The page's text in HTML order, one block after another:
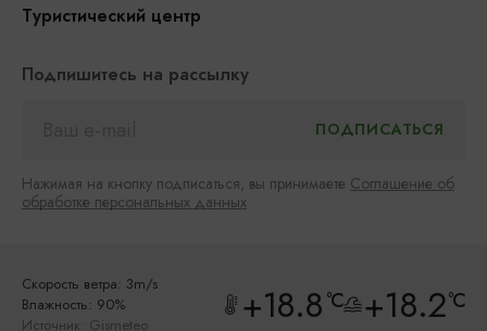
Туристический центр
Подпишитесь на рассылку
Нажимая на кнопку подписаться, вы принимаете Соглашение об
обработке персональных данных
Скорость ветра: 3m/s
Влажность: 90%
Источник: Gismeteo +18.8°C +18.2°C